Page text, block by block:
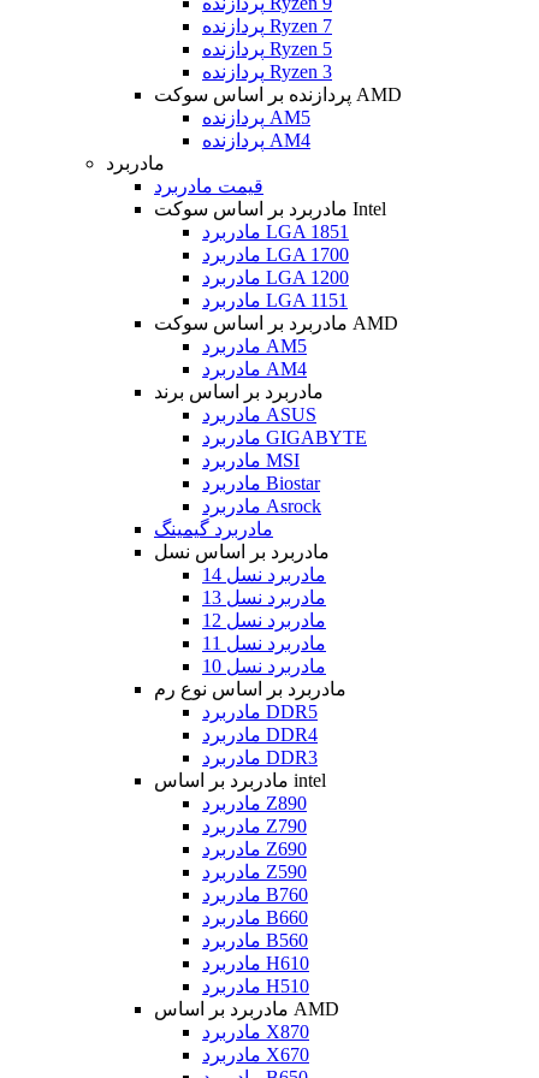
پردازنده Ryzen 7
پردازنده Ryzen 5
پردازنده Ryzen 3
پردازنده بر اساس سوکت AMD
پردازنده AM5
پردازنده AM4
مادربرد
قیمت مادربرد
مادربرد بر اساس سوکت Intel
مادربرد LGA 1851
مادربرد LGA 1700
مادربرد LGA 1200
مادربرد LGA 1151
مادربرد بر اساس سوکت AMD
مادربرد AM5
مادربرد AM4
مادربرد بر اساس برند
مادربرد ASUS
مادربرد GIGABYTE
مادربرد MSI
مادربرد Biostar
مادربرد Asrock
مادربرد گیمینگ
مادربرد بر اساس نسل
مادربرد نسل 14
مادربرد نسل 13
مادربرد نسل 12
مادربرد نسل 11
مادربرد نسل 10
مادربرد بر اساس نوع رم
مادربرد DDR5
مادربرد DDR4
مادربرد DDR3
مادربرد بر اساس intel
مادربرد Z890
مادربرد Z790
مادربرد Z690
مادربرد Z590
مادربرد B760
مادربرد B660
مادربرد B560
مادربرد H610
مادربرد H510
مادربرد بر اساس AMD
مادربرد X870
مادربرد X670